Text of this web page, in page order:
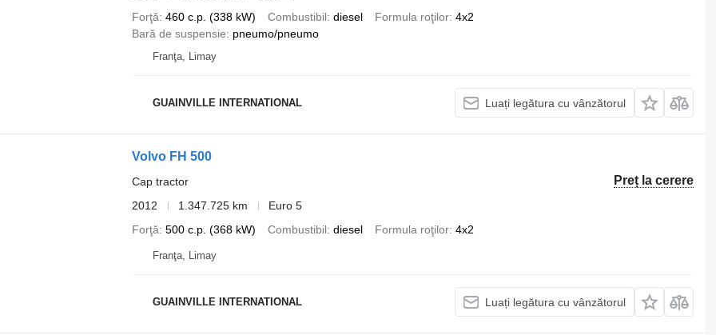
Forţă 460 c.p. (338 kW) Combustibil diesel Formula roţilor 4x2
Bară de suspensie
pneumo/pneumo
Franţa, Limay
GUAINVILLE INTERNATIONAL Luați legătura cu vânzătorul
Volvo FH 500
Preț la cerere
Cap tractor
2012
1.347.725 km
Euro 5
Forţă 500 c.p. (368 kW) Combustibil diesel Formula roţilor 4x2
Franţa, Limay
GUAINVILLE INTERNATIONAL Luați legătura cu vânzătorul